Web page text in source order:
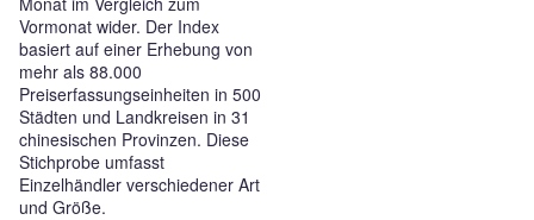
Vormonat wider. Der Index
basiert auf einer Erhebung von
mehr als 88.000
Preiserfassungseinheiten in 500
Städten und Landkreisen in 31
chinesischen Provinzen. Diese
Stichprobe umfasst
Einzelhändler verschiedener Art
und Größe.